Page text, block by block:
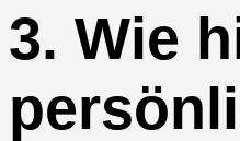
3. Wie